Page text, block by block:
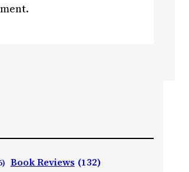
Book Reviews (132)